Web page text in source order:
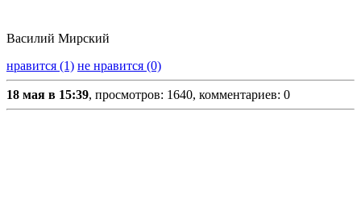
Василий Мирский
нравится (1) не нравится (0)
18 мая в 15:39, просмотров: 1640, комментариев: 0